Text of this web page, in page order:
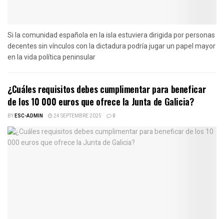
Si la comunidad española en la isla estuviera dirigida por personas
decentes sin vínculos con la dictadura podría jugar un papel mayor
en la vida política peninsular
¿Cuáles requisitos debes cumplimentar para beneficar
de los 10 000 euros que ofrece la Junta de Galicia?
BYESC-ADMIN 24 SEPTEMBRE 2025 0